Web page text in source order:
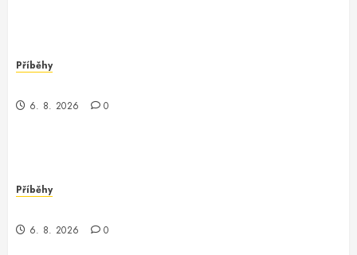
Příběhy
6. 8. 2026 0
Příběhy
6. 8. 2026 0